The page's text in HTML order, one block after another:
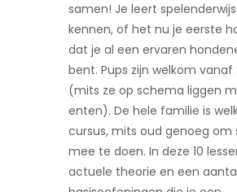
samen! Je leert
kennen, of het nu je eerste
dat je al een ervaren
bent. Pups zijn welkom vanaf
(mits ze op schema liggen
enten). De hele familie is
cursus, mits oud genoeg om
mee te doen. In deze 10
actuele theorie en een